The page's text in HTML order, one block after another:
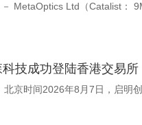
MetaOptics Ltd（Catalist：
技成功登陆香港交易所
上海2026年8月7日 美通社 －－ 北京时间